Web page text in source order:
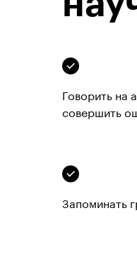
Говорить на
совершить
Запоминать